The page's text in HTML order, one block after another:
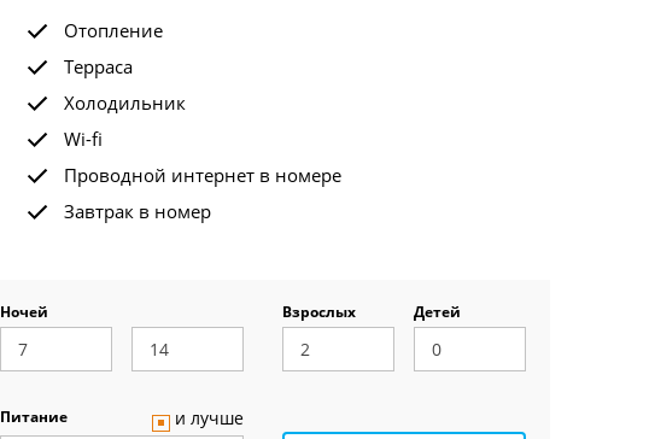
Отопление
Терраса
Холодильник
Wi-fi
Проводной интернет в номере
Завтрак в номер
Ночей Взрослых Детей
Питание и лучше